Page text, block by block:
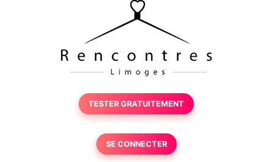
TESTER GRATUITEMENT
SE CONNECTER